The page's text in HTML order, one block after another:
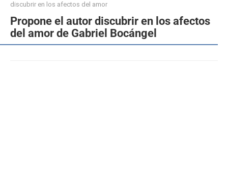
discubrir en los afectos del amor
Propone el autor discubrir en los afectos
del amor de Gabriel Bocángel